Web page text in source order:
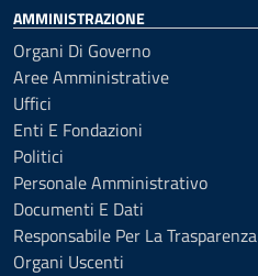
AMMINISTRAZIONE
Organi Di Governo
Aree Amministrative
Uffici
Enti E Fondazioni
Politici
Personale Amministrativo
Documenti E Dati
Responsabile Per La Trasparenza
Organi Uscenti